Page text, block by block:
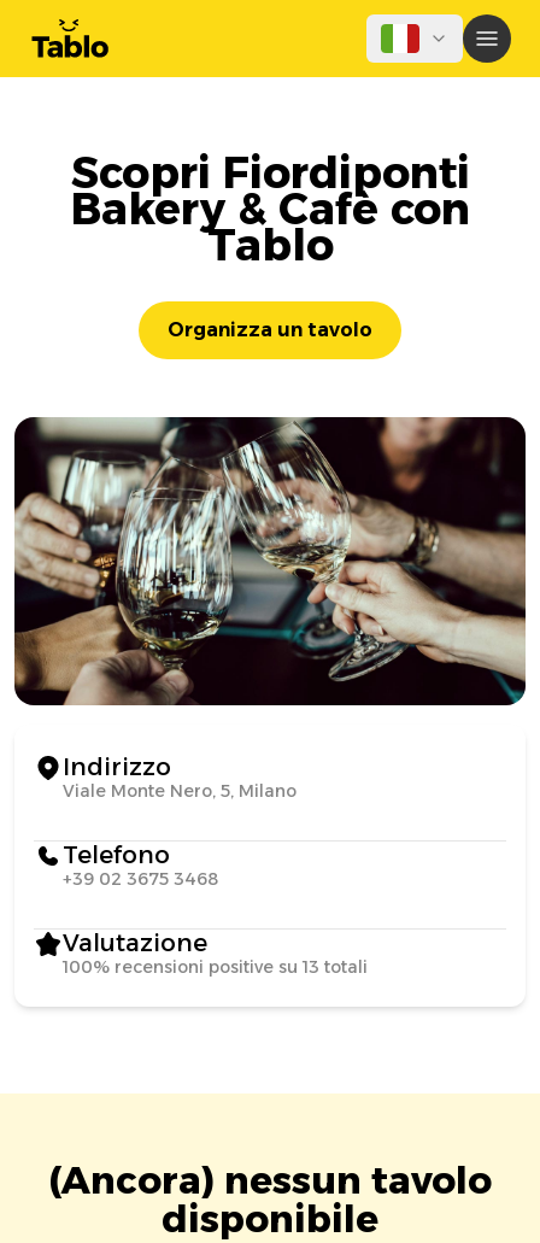
Scopri Fiordiponti
Bakery & Cafè con
Tablo
Organizza un tavolo
Indirizzo
Viale Monte Nero, 5, Milano
Telefono
+39 02 3675 3468
Valutazione
100% recensioni positive su 13 totali
(Ancora) nessun tavolo
disponibile